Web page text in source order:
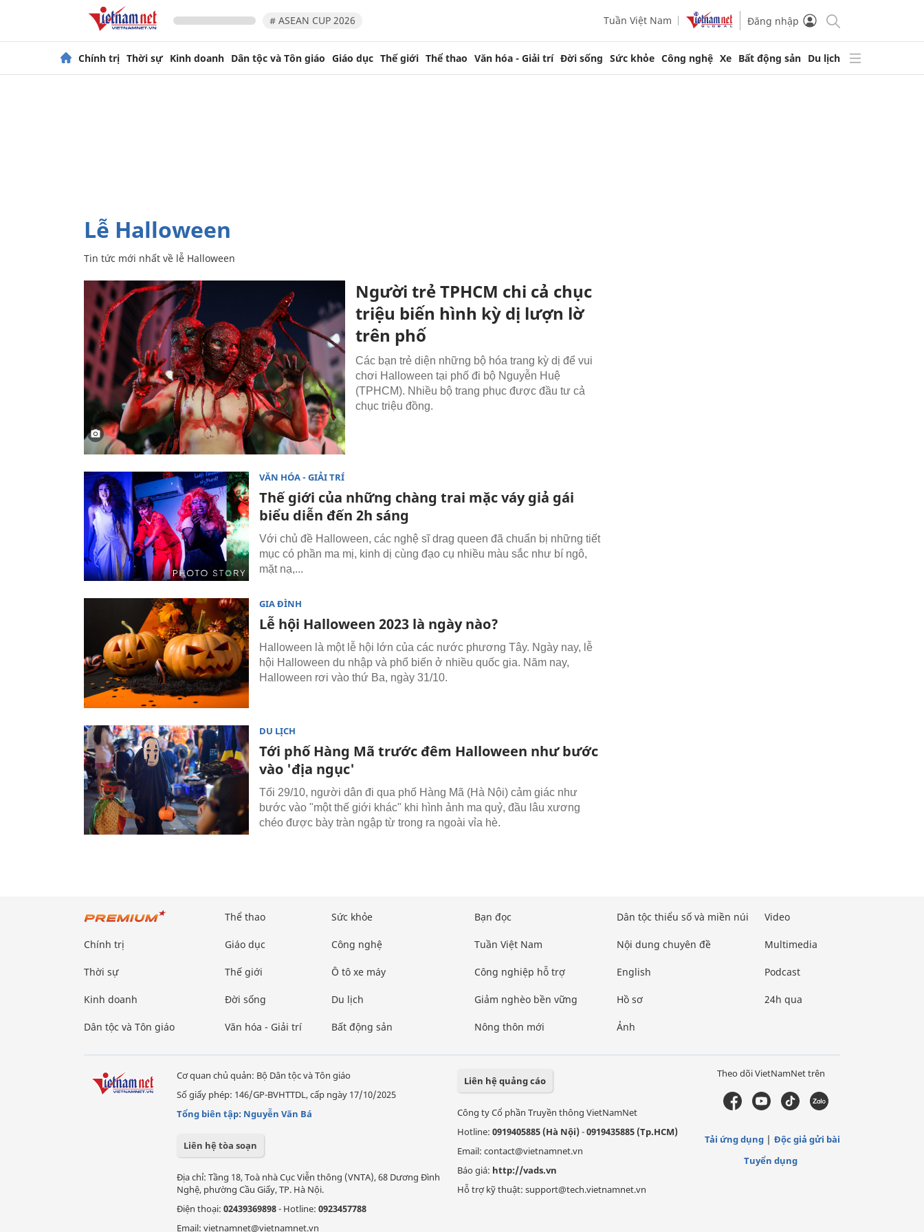
# ASEAN CUP 2026 Tuần Việt Nam Đăng nhập
Chính trị Thời sự Kinh doanh Dân tộc và Tôn giáo Giáo dục Thế giới Thể thao Văn hóa - Giải trí Đời sống Sức khỏe Công nghệ Xe Bất động sản Du lịch
lễ Halloween
Tin tức mới nhất về lễ Halloween
Người trẻ TPHCM chi cả chục
triệu biến hình kỳ dị lượn lờ
trên phố
Các bạn trẻ diện những bộ hóa trang kỳ dị để vui
chơi Halloween tại phố đi bộ Nguyễn Huệ
(TPHCM). Nhiều bộ trang phục được đầu tư cả
chục triệu đồng.
VĂN HÓA - GIẢI TRÍ
Thế giới của những chàng trai mặc váy giả gái
biểu diễn đến 2h sáng
Với chủ đề Halloween, các nghệ sĩ drag queen đã chuẩn bị những tiết
mục có phần ma mị, kinh dị cùng đạo cụ nhiều màu sắc như bí ngô,
mặt nạ,...
GIA ĐÌNH
Lễ hội Halloween 2023 là ngày nào?
Halloween là một lễ hội lớn của các nước phương Tây. Ngày nay, lễ
hội Halloween du nhập và phổ biến ở nhiều quốc gia. Năm nay,
Halloween rơi vào thứ Ba, ngày 31/10.
DU LỊCH
Tới phố Hàng Mã trước đêm Halloween như bước
vào 'địa ngục'
Tối 29/10, người dân đi qua phố Hàng Mã (Hà Nội) cảm giác như
bước vào "một thế giới khác" khi hình ảnh ma quỷ, đầu lâu xương
chéo được bày tràn ngập từ trong ra ngoài vỉa hè.
Chính trị
Thời sự
Kinh doanh
Dân tộc và Tôn giáo
Thể thao
Giáo dục
Thế giới
Đời sống
Văn hóa - Giải trí
Sức khỏe
Công nghệ
Ô tô xe máy
Du lịch
Bất động sản
Bạn đọc
Tuần Việt Nam
Công nghiệp hỗ trợ
Giảm nghèo bền vững
Nông thôn mới
Dân tộc thiểu số và miền núi
Nội dung chuyên đề
English
Hồ sơ
Ảnh
Video
Multimedia
Podcast
24h qua
Cơ quan chủ quản: Bộ Dân tộc và Tôn giáo
Số giấy phép: 146/GP-BVHTTDL, cấp ngày 17/10/2025
Tổng biên tập: Nguyễn Văn Bá
Liên hệ tòa soạn
Địa chỉ: Tầng 18, Toà nhà Cục Viễn thông (VNTA), 68 Dương Đình
Nghệ, phường Cầu Giấy, TP. Hà Nội.
Điện thoại: 02439369898- Hotline: 0923457788
Email: vietnamnet@vietnamnet.vn
Liên hệ quảng cáo
Công ty Cổ phần Truyền thông VietNamNet
Hotline: 0919405885 (Hà Nội)-0919435885 (Tp.HCM)
Email: contact@vietnamnet.vn
Báo giá: http://vads.vn
Hỗ trợ kỹ thuật: support@tech.vietnamnet.vn
Theo dõi VietNamNet trên
Tải ứng dụng
Độc giả gửi bài
Tuyển dụng